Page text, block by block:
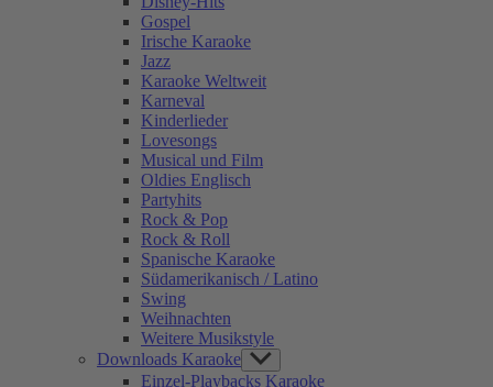
Gospel
Irische Karaoke
Jazz
Karaoke Weltweit
Karneval
Kinderlieder
Lovesongs
Musical und Film
Oldies Englisch
Partyhits
Rock & Pop
Rock & Roll
Spanische Karaoke
Südamerikanisch / Latino
Swing
Weihnachten
Weitere Musikstyle
Downloads Karaoke Show
sub
Einzel-Playbacks Karaoke